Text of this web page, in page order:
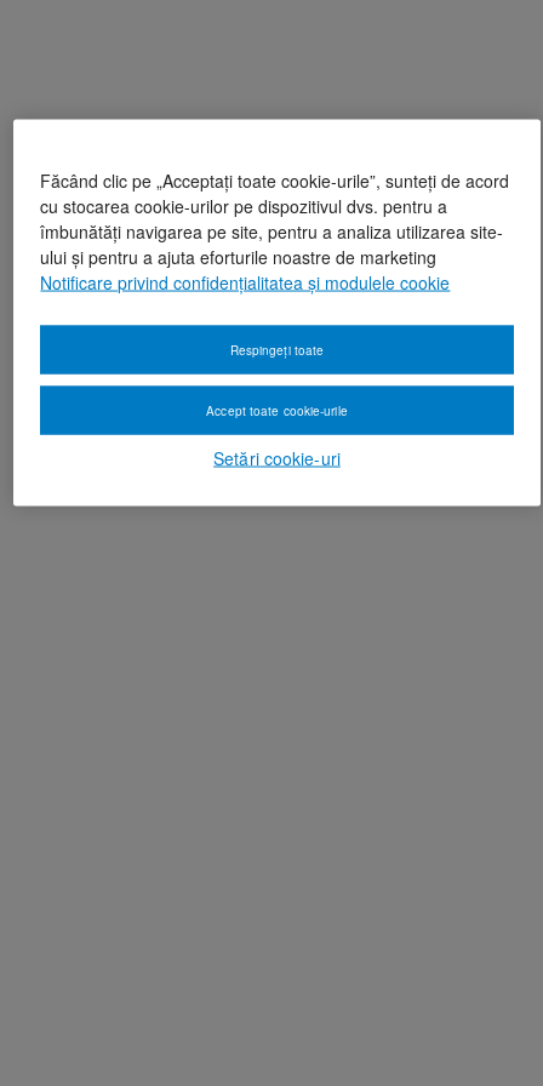
Făcând clic pe „Acceptați toate cookie-urile”, sunteți de acord
cu stocarea cookie-urilor pe dispozitivul dvs. pentru a
îmbunătăți navigarea pe site, pentru a analiza utilizarea site-
ului și pentru a ajuta eforturile noastre de marketing
Notificare privind confidențialitatea și modulele cookie
Setări cookie-uri
Respingeți toate
Accept toate cookie-urile